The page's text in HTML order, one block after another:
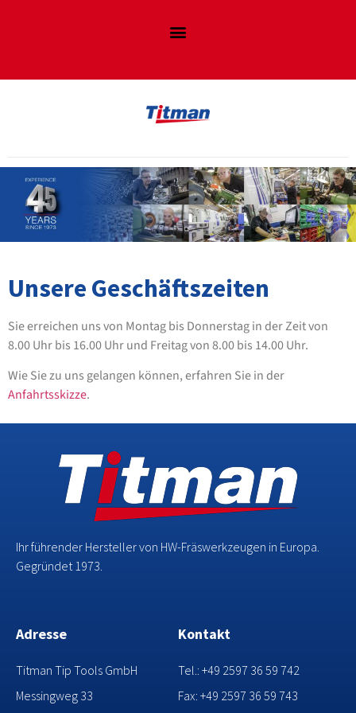
Unsere Geschäftszeiten
Sie erreichen uns von Montag bis Donnerstag in der Zeit von
8.00 Uhr bis 16.00 Uhr und Freitag von 8.00 bis 14.00 Uhr.
Wie Sie zu uns gelangen können, erfahren Sie in der
Anfahrtsskizze.
Ihr führender Hersteller von HW-Fräswerkzeugen in Europa.
Gegründet 1973.
Adresse
Titman Tip Tools GmbH
Messingweg 33
Kontakt
Tel.: +49 2597 36 59 742
Fax: +49 2597 36 59 743